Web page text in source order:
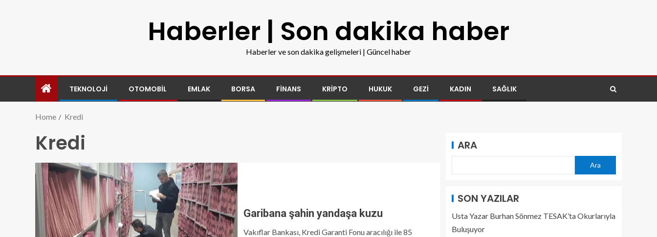
Haberler | Son dakika haber
Haberler ve son dakika gelişmeleri | Güncel haber
TEKNOLOJI OTOMOBIL EMLAK BORSA FINANS KRIPTO HUKUK GEZI KADIN SAĞLIK
Home Kredi
Kredi
Garibana şahin yandaşa kuzu
Vakıflar Bankası, Kredi Garanti Fonu aracılığı ile 85
ARA
Ara
SON YAZILAR
Usta Yazar Burhan Sönmez TESAK’ta Okurlarıyla
Buluşuyor